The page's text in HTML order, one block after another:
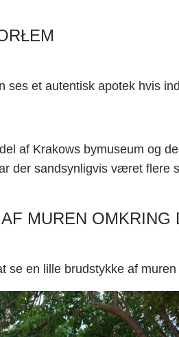
ses et autentisk apotek hvis
af Krakows bymuseum og
der sandsynligvis været flere
MUREN
se en lille brudstykke af